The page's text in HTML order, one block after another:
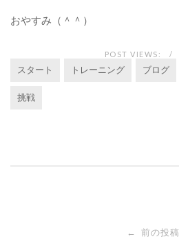
おやすみ（＾＾）
POST VIEWS:
スタート トレーニング ブログ
挑戦
← 前の投稿